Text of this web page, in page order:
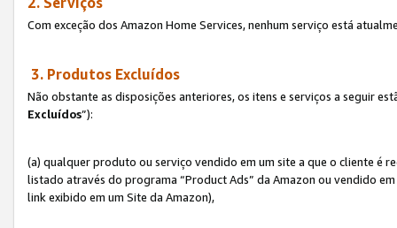
Com exceção dos Amazon Home Services, nenhum serviço está
3. Produtos Excluídos
Não obstante as disposições anteriores, os itens e serviços a seguir
Excluídos”):
(a) qualquer produto ou serviço vendido em um site a que o cliente é
listado através do programa “Product Ads” da Amazon ou vendido
link exibido em um Site da Amazon),